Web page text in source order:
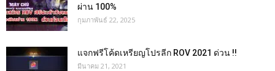
ผ่าน 100%
กุมภาพันธ์ 22, 2025
แจกฟรีโค้ดเหรียญโปรลีก ROV 2021 ด่วน !!
มีนาคม 21, 2021